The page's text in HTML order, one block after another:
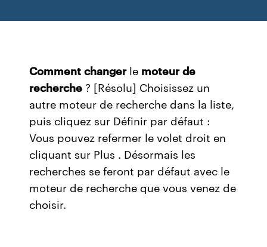
Comment changerle moteur de
recherche ? [Résolu] Choisissez un
autre moteur de recherche dans la liste,
puis cliquez sur Définir par défaut :
Vous pouvez refermer le volet droit en
cliquant sur Plus . Désormais les
recherches se feront par défaut avec le
moteur de recherche que vous venez de
choisir.